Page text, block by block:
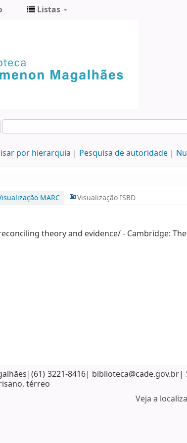
Listas
por hierarquia Pesquisa de autoridade
MARC Visualização ISBD
theory and evidence/ - Cambridge: The
3221-8416|
térreo
Veja a